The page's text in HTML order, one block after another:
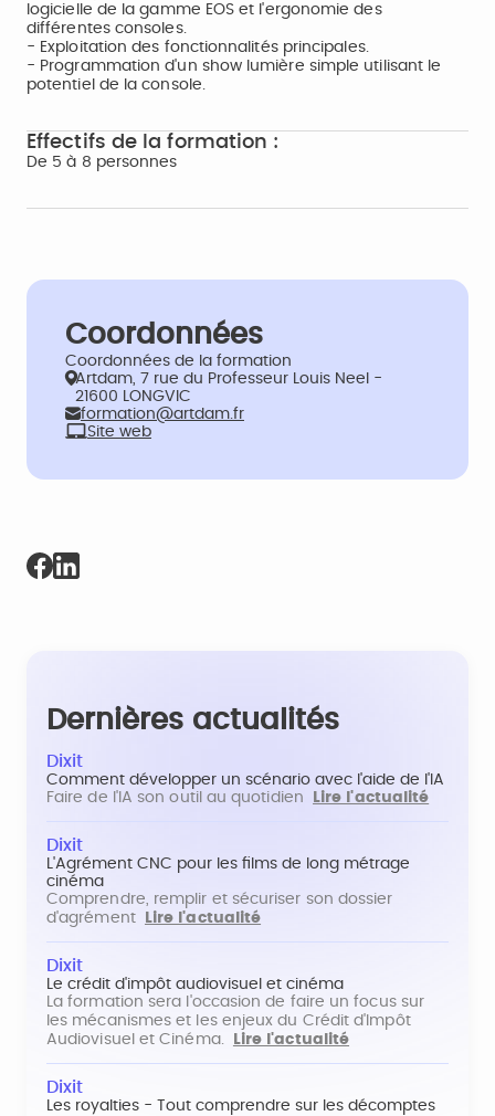
logicielle de la gamme EOS et l'ergonomie des
différentes consoles.
- Exploitation des fonctionnalités principales.
- Programmation d'un show lumière simple utilisant le
potentiel de la console.
Effectifs de la formation :
De 5 à 8 personnes
Coordonnées
Coordonnées de la formation
Artdam, 7 rue du Professeur Louis Neel -
21600 LONGVIC
formation@artdam.fr
Site web
Dernières actualités
Dixit
Comment développer un scénario avec l'aide de l'IA
Faire de l'IA son outil au quotidien
Lire l'actualité
Dixit
L'Agrément CNC pour les films de long métrage
cinéma
Comprendre, remplir et sécuriser son dossier
d'agrément
Lire l'actualité
Dixit
Le crédit d'impôt audiovisuel et cinéma
La formation sera l'occasion de faire un focus sur
les mécanismes et les enjeux du Crédit d'Impôt
Audiovisuel et Cinéma.
Lire l'actualité
Dixit
Les royalties - Tout comprendre sur les décomptes